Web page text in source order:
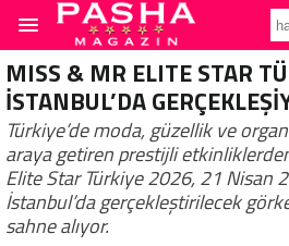
MISS & MR ELITE STAR
İSTANBUL’DA
Türkiye’de moda, güzellik ve
araya getiren prestijli
Elite Star Türkiye 2026, 21 Nisan
İstanbul’da gerçekleştirilecek
sahne alıyor.